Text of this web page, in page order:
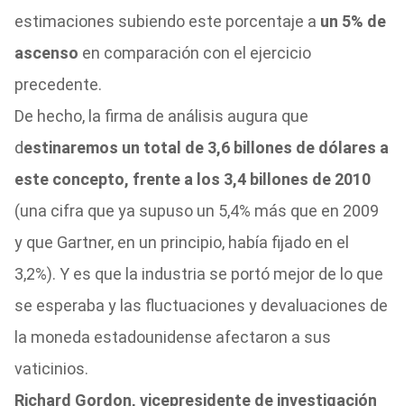
estimaciones subiendo este porcentaje a un 5% de
ascenso en comparación con el ejercicio
precedente.
De hecho, la firma de análisis augura que
destinaremos un total de 3,6 billones de dólares a
este concepto, frente a los 3,4 billones de 2010
(una cifra que ya supuso un 5,4% más que en 2009
y que Gartner, en un principio, había fijado en el
3,2%). Y es que la industria se portó mejor de lo que
se esperaba y las fluctuaciones y devaluaciones de
la moneda estadounidense afectaron a sus
vaticinios.
Richard Gordon, vicepresidente de investigación